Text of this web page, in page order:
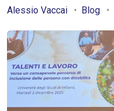
Alessio Vaccai Blog